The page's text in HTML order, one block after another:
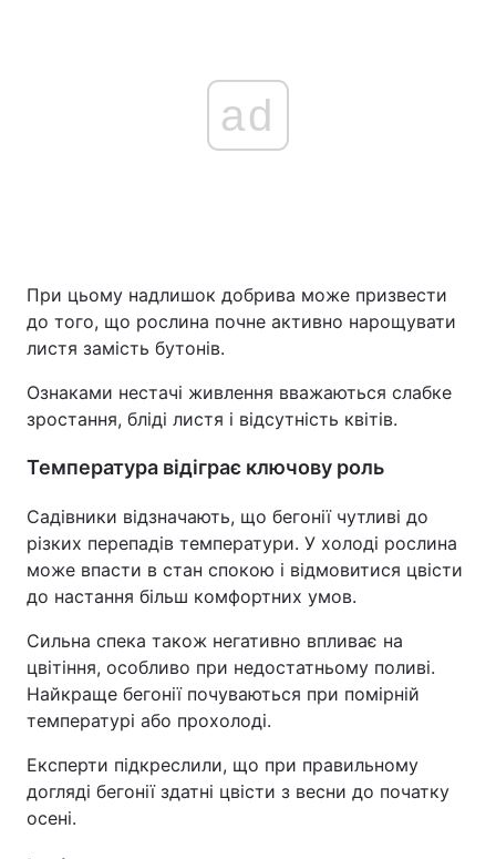
ad
При цьому надлишок добрива може призвести
до того, що рослина почне активно нарощувати
листя замість бутонів.
Ознаками нестачі живлення вважаються слабке
зростання, бліді листя і відсутність квітів.
Температура відіграє ключову роль
Садівники відзначають, що бегонії чутливі до
різких перепадів температури. У холоді рослина
може впасти в стан спокою і відмовитися цвісти
до настання більш комфортних умов.
Сильна спека також негативно впливає на
цвітіння, особливо при недостатньому поливі.
Найкраще бегонії почуваються при помірній
температурі або прохолоді.
Експерти підкреслили, що при правильному
догляді бегонії здатні цвісти з весни до початку
осені.